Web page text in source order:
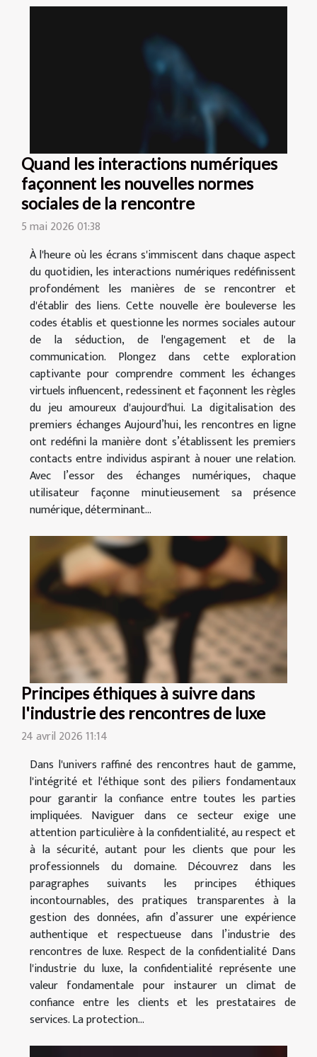
Quand les interactions numériques
façonnent les nouvelles normes
sociales de la rencontre
5 mai 2026 01:38
À l'heure où les écrans s'immiscent dans chaque aspect
du quotidien, les interactions numériques redéfinissent
profondément les manières de se rencontrer et
d'établir des liens. Cette nouvelle ère bouleverse les
codes établis et questionne les normes sociales autour
de la séduction, de l'engagement et de la
communication. Plongez dans cette exploration
captivante pour comprendre comment les échanges
virtuels influencent, redessinent et façonnent les règles
du jeu amoureux d'aujourd'hui. La digitalisation des
premiers échanges Aujourd’hui, les rencontres en ligne
ont redéfini la manière dont s’établissent les premiers
contacts entre individus aspirant à nouer une relation.
Avec l’essor des échanges numériques, chaque
utilisateur façonne minutieusement sa présence
numérique, déterminant...
Principes éthiques à suivre dans
l'industrie des rencontres de luxe
24 avril 2026 11:14
Dans l'univers raffiné des rencontres haut de gamme,
l'intégrité et l'éthique sont des piliers fondamentaux
pour garantir la confiance entre toutes les parties
impliquées. Naviguer dans ce secteur exige une
attention particulière à la confidentialité, au respect et
à la sécurité, autant pour les clients que pour les
professionnels du domaine. Découvrez dans les
paragraphes suivants les principes éthiques
incontournables, des pratiques transparentes à la
gestion des données, afin d’assurer une expérience
authentique et respectueuse dans l’industrie des
rencontres de luxe. Respect de la confidentialité Dans
l'industrie du luxe, la confidentialité représente une
valeur fondamentale pour instaurer un climat de
confiance entre les clients et les prestataires de
services. La protection...